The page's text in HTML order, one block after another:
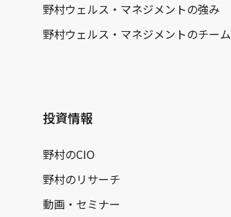
野村ウェルス・マネジメントの強み
野村ウェルス・マネジメントのチーム
投資情報
野村のCIO
野村のリサーチ
動画・セミナー